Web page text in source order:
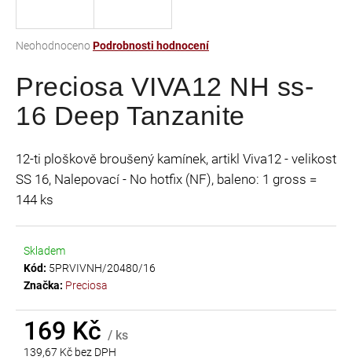
Průměrné
produktu
je
0,0
hvězdiček.
NeohodnocenoPodrobnosti hodnocení
Preciosa VIVA12 NH ss-
16 Deep Tanzanite
12-ti ploškově broušený kamínek, artikl Viva12 - velikost
SS 16, Nalepovací - No hotfix (NF), baleno: 1 gross =
144 ks
Skladem
Kód: 5PRVIVNH/20480/16
Značka: Preciosa
169 Kč / ks
139,67 Kč bez DPH
j
t
?
HLEDAT
D
o
p